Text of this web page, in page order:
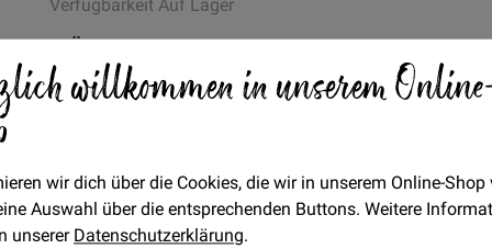
willkommen in unserem
wir dich über die Cookies, die wir in unserem Online-Shop
Auswahl über die entsprechenden Buttons. Weitere
unsererDatenschutzerklärung.
3,55 €
STÜCK
Menge
In den Warenkorb